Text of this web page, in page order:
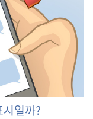
일까?